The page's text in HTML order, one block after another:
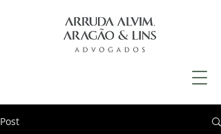
Post